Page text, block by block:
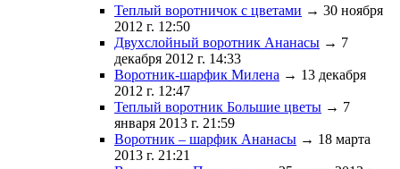
Теплый воротничок с цветами → 30 ноября
2012 г. 12:50
Двухслойный воротник Ананасы → 7
декабря 2012 г. 14:33
Воротник-шарфик Милена → 13 декабря
2012 г. 12:47
Теплый воротник Большие цветы → 7
января 2013 г. 21:59
Воротник – шарфик Ананасы → 18 марта
2013 г. 21:21